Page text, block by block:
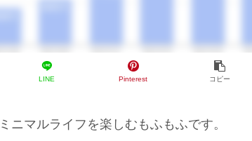
LINE Pinterest コピー
ニマルライフを楽しむもふもふです。